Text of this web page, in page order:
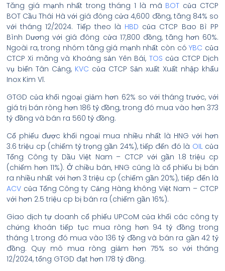
Tăng giá mạnh nhất trong tháng 1 là mã BOT của CTCP
BOT Cầu Thái Hà với giá đóng cửa 4,600 đồng, tăng 84% so
với tháng 12/2024. Tiếp theo là HBD của CTCP Bao Bì PP
Bình Dương với giá đóng cửa 17,800 đồng, tăng hơn 60%.
Ngoài ra, trong nhóm tăng giá mạnh nhất còn cóYBC của
CTCP Xi măng và Khoáng sản Yên Bái, TOS của CTCP Dịch
vụ biển Tân Cảng, KVC của CTCP Sản xuất Xuất nhập khẩu
Inox Kim Vĩ.
GTGD của khối ngoại giảm hơn 62% so với tháng trước, với
giá trị bán ròng hơn 186 tỷ đồng, trong đó mua vào hơn 373
tỷ đồng và bán ra 560 tỷ đồng.
Cổ phiếu được khối ngoại mua nhiều nhất là HNG với hơn
3.6 triệu cp (chiếm tỷ trọng gần 24%), tiếp đến đó là OILcủa
Tổng Công ty Dầu Việt Nam – CTCP với gần 1.8 triệu cp
(chiếm hơn 11%). Ở chiều bán, HNG cũng là cổ phiếu bị bán
ra nhiều nhất với hơn 3 triệu cp (chiếm gần 20%), tiếp đến là
ACV của Tổng Công ty Cảng Hàng không Việt Nam – CTCP
với hơn 2.5 triệu cp bị bán ra (chiếm gần 16%).
Giao dịch tự doanh cổ phiếu UPCoM của khối các công ty
chứng khoán tiếp tục mua ròng hơn 94 tỷ đồng trong
tháng 1, trong đó mua vào 136 tỷ đồng và bán ra gần 42 tỷ
đồng. Quy mô mua ròng giảm hơn 75% so với tháng
12/2024, tổng GTGD đạt hơn 178 tỷ đồng.